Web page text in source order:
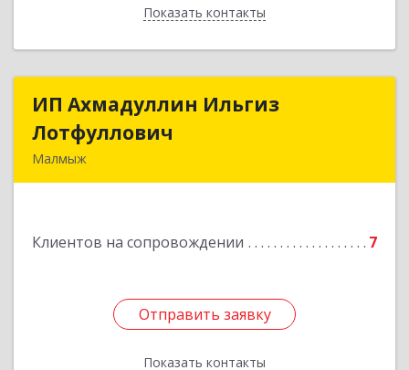
Показать контакты
Назад
ИП Ахмадуллин Ильгиз
Лотфуллович
Малмыж
Клиентов на сопровождении 7
Отправить заявку
Показать контакты
ИП Ахмадуллин Ильгиз
Подробнее
Отправить заявку
Назад